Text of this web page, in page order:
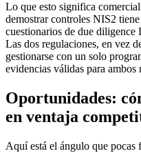
Lo que esto significa
demostrar controles NIS2
cuestionarios de due
Las dos regulaciones, en vez
gestionarse con un solo
evidencias válidas para ambos
Oportunidades:
en ventaja
Aquí está el ángulo que pocas